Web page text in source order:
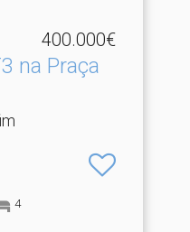
400.000€
na Praça
4